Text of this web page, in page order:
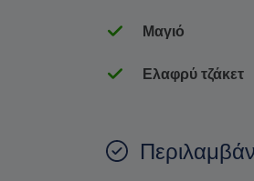
Μαγιό
Ελαφρύ τζάκετ